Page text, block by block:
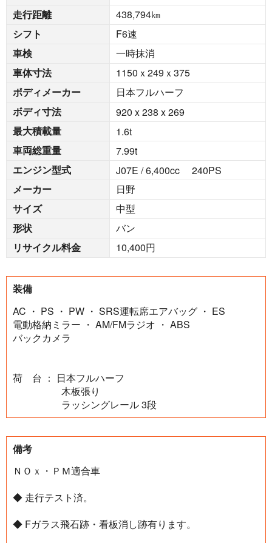
走行距離
438,794㎞
シフト
F6速
車検
一時抹消
車体寸法
1150ｘ249ｘ375
ボディメーカー
日本フルハーフ
ボディ寸法
920 x 238 x 269
最大積載量
1.6t
車両総重量
7.99t
エンジン型式
J07E / 6,400cc 240PS
メーカー
日野
サイズ
中型
形状
バン
リサイクル料金
10,400円
装備
AC ・ PS ・ PW ・ SRS運転席エアバッグ ・ ES
電動格納ミラー ・ AM/FMラジオ ・ ABS
バックカメラ
荷 台 ： 日本フルハーフ
木板張り
ラッシングレール 3段
備考
ＮＯｘ・ＰＭ適合車
◆ 走行テスト済。
◆ Fガラス飛石跡・看板消し跡有ります。